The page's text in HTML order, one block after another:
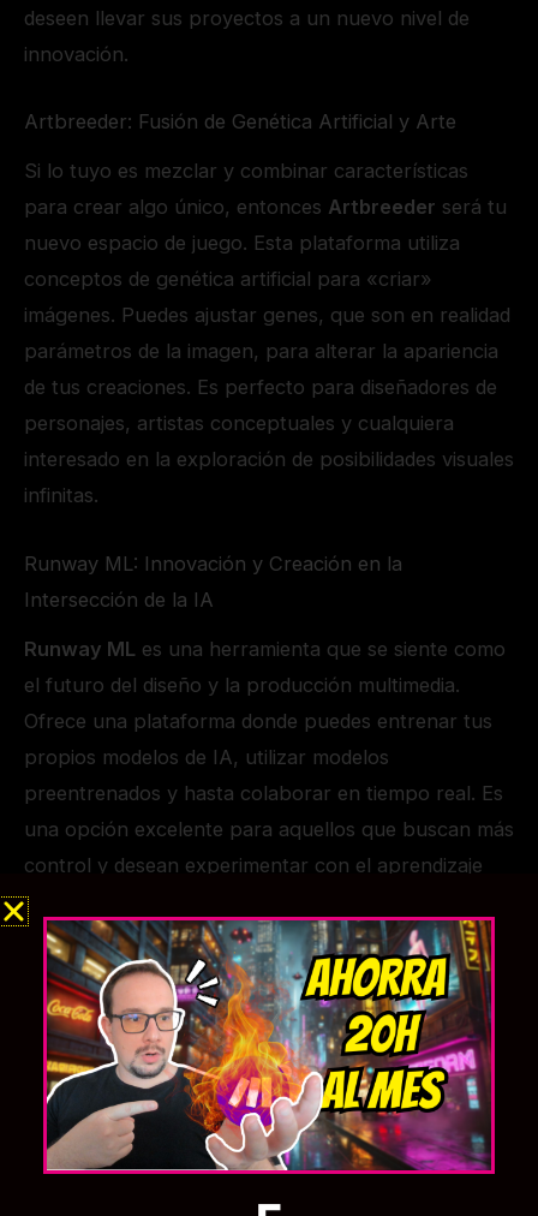
deseen llevar sus proyectos a un nuevo nivel de
innovación.
Artbreeder: Fusión de Genética Artificial y Arte
Si lo tuyo es mezclar y combinar características
para crear algo único, entonces Artbreeder será tu
nuevo espacio de juego. Esta plataforma utiliza
conceptos de genética artificial para «criar»
imágenes. Puedes ajustar genes, que son en realidad
parámetros de la imagen, para alterar la apariencia
de tus creaciones. Es perfecto para diseñadores de
personajes, artistas conceptuales y cualquiera
interesado en la exploración de posibilidades visuales
infinitas.
Runway ML: Innovación y Creación en la
Intersección de la IA
Runway ML es una herramienta que se siente como
el futuro del diseño y la producción multimedia.
Ofrece una plataforma donde puedes entrenar tus
propios modelos de IA, utilizar modelos
preentrenados y hasta colaborar en tiempo real. Es
una opción excelente para aquellos que buscan más
control y desean experimentar con el aprendizaje
automático de manera más profunda.
VQGAN+CLIP: Generación de Imágenes a Través de
la Colaboración Algorítmica
Para los entusiastas de la IA que gustan de
sumergirse en el lado técnico de las cosas,
VQGAN+CLIP
es una combinación de algoritmos
que permite generar imágenes impresionantes
basadas en texto. Aunque requiere un poco más de